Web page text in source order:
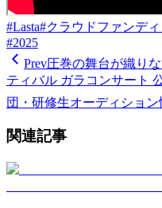
#Lasta#クラウドファンデ
#2025
Prev圧巻の舞台が織り
ティバル ガラコンサート
団・研修生オーディション
関連記事